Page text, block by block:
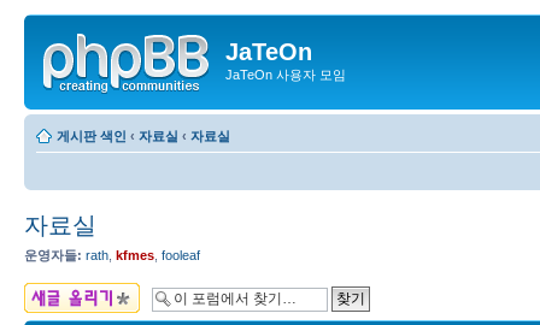
JaTeOn
JaTeOn 사용자 모임
게시판 색인 ‹ 자료실 ‹ 자료실
자료실
운영자들: rath kfmes fooleaf
새 주제글 올리기